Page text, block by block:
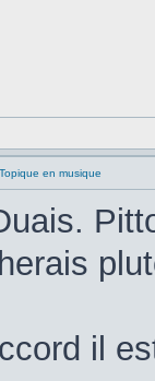
en musique
il